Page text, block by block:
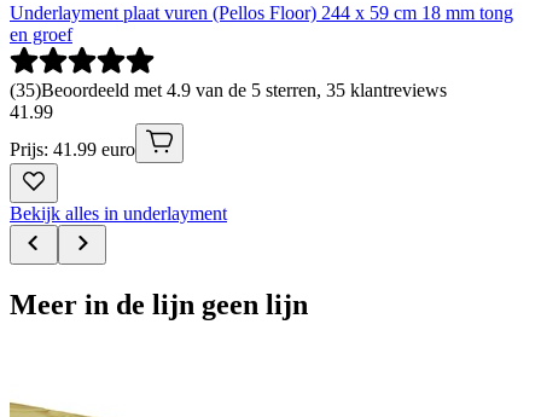
Underlayment plaat vuren (Pellos Floor) 244 x 59 cm 18 mm tong
en groef
(35)Beoordeeld met 4.9 van de 5 sterren, 35 klantreviews
41 .99
Prijs: 41.99 euro
Bekijk alles in underlayment
Meer in de lijn geen lijn